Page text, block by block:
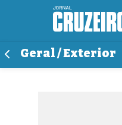
Geral / Exterior